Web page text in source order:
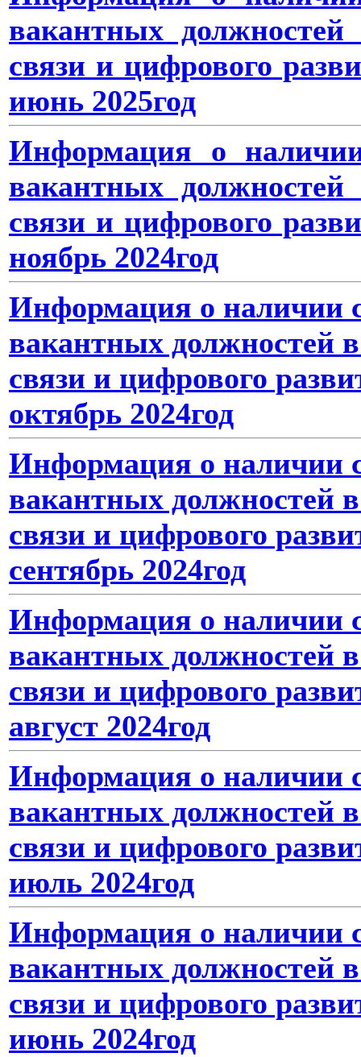
вакантных
связи и цифрового
июнь 2025год
Информация о
вакантных
связи и цифрового
ноябрь 2024год
Информация о наличии
вакантных должностей
связи и цифрового
октябрь 2024год
Информация о наличии
вакантных должностей
связи и цифрового
сентябрь 2024год
Информация о наличии
вакантных должностей
связи и цифрового
август 2024год
Информация о наличии
вакантных должностей
связи и цифрового
июль 2024год
Информация о наличии
вакантных должностей
связи и цифрового
июнь 2024год